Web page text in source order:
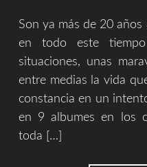
Son ya más de 20
en todo este
situaciones, unas
entre medias la vida
constancia en un
en 9 albumes en los
toda […]